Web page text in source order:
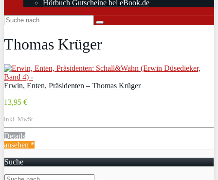
Hörbuch Gutscheine bei eBook.de
Thomas Krüger
Erwin, Enten, Präsidenten – Thomas Krüger
13,95 €
inkl. MwSt.
Details
ansehen *
Suche